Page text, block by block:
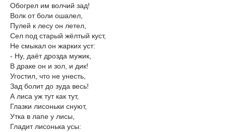
Обогрел им волчий зад!
Волк от боли ошалел,
Пулей к лесу он летел,
Сел под старый жёлтый куст,
Не смыкал он жарких уст:
- Ну, даёт дрозда мужик,
В драке он и зол, и дик!
Угостил, что не унесть,
Зад болит до зуда весь!
А лиса уж тут как тут,
Глазки лисоньки снуют,
Утка в лапе у лисы,
Гладит лисонька усы: